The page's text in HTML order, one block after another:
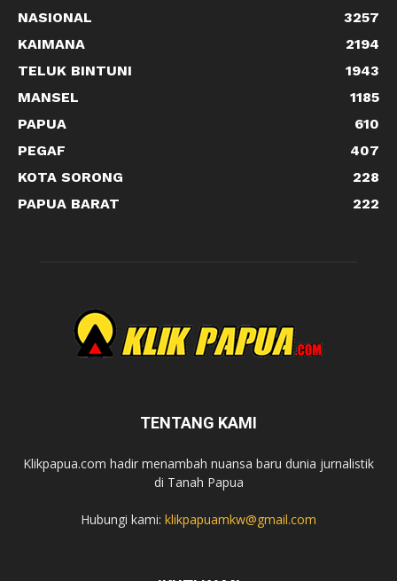
NASIONAL
3257
KAIMANA
2194
TELUK BINTUNI
1943
MANSEL
1185
PAPUA
610
PEGAF
407
KOTA SORONG
228
PAPUA BARAT
222
TENTANG KAMI
Klikpapua.com hadir menambah nuansa baru dunia jurnalistik
di Tanah Papua
Hubungi kami: klikpapuamkw@gmail.com